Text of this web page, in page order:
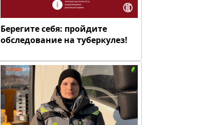
Берегите себя: пройдите
обследование на туберкулез!